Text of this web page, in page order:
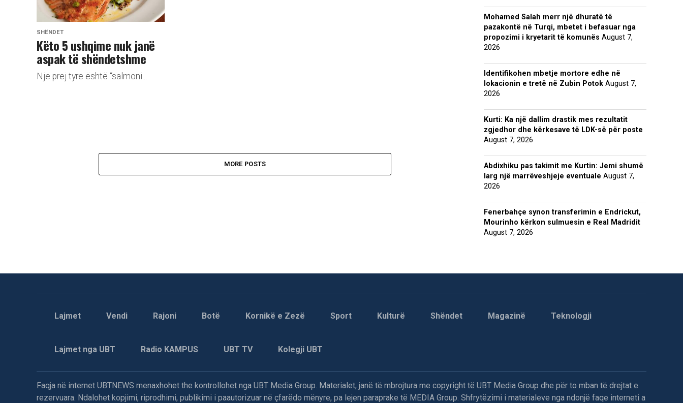
SHËNDET
Këto 5 ushqime nuk janë
aspak të shëndetshme
Një prej tyre është “salmoni...
MORE POSTS
Mohamed Salah merr një dhuratë të
pazakontë në Turqi, mbetet i befasuar nga
propozimi i kryetarit të komunës August 7,
2026
Identifikohen mbetje mortore edhe në
lokacionin e tretë në Zubin Potok August 7,
2026
Kurti: Ka një dallim drastik mes rezultatit
zgjedhor dhe kërkesave të LDK-së për poste
August 7, 2026
Abdixhiku pas takimit me Kurtin: Jemi shumë
larg një marrëveshjeje eventuale August 7,
2026
Fenerbahçe synon transferimin e Endrickut,
Mourinho kërkon sulmuesin e Real Madridit
August 7, 2026
Lajmet Vendi Rajoni Botë Kornikë e Zezë Sport Kulturë Shëndet Magazinë Teknologji
Lajmet nga UBT Radio KAMPUS UBT TV Kolegji UBT
Faqja në internet UBTNEWS menaxhohet the kontrollohet nga UBT Media Group. Materialet, janë të mbrojtura me copyright të UBT Media Group dhe për to mban të drejtat e
rezervuara. Ndalohet kopjimi, riprodhimi, publikimi i paautorizuar në çfarëdo mënyre, pa lejen paraprake të MEDIA Group. Shfrytëzimi i materialeve nga ndonjë faqe interneti a